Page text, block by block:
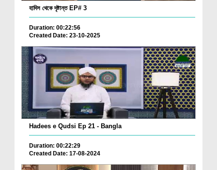
হাদিস থেকে দৃষ্টান্ত EP# 3
Duration: 00:22:56
Created Date: 23-10-2025
Hadees e Qudsi Ep 21 - Bangla
Duration: 00:22:29
Created Date: 17-08-2024